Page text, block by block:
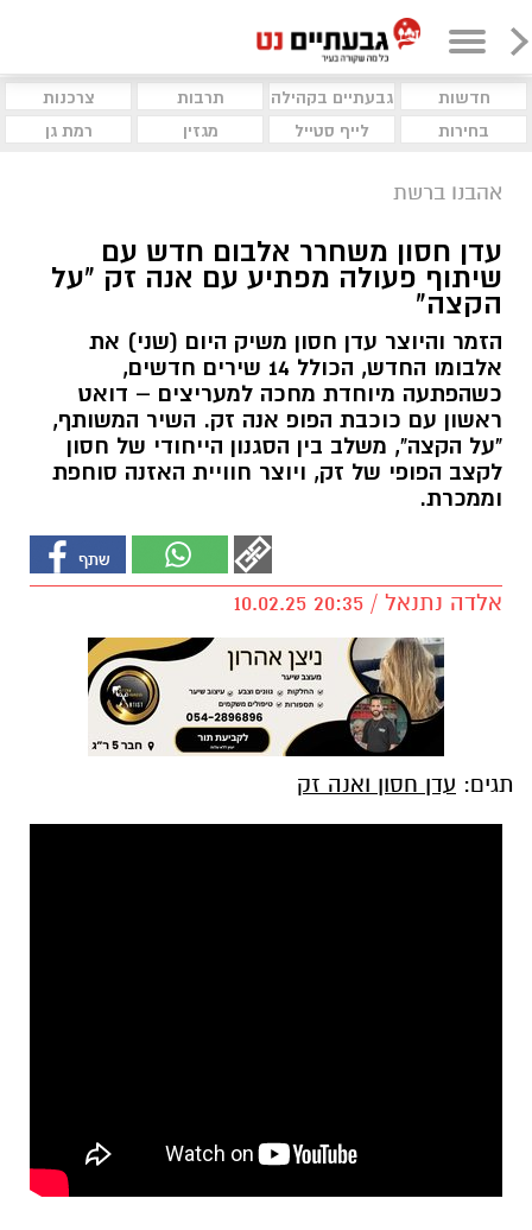
חדשות גבעתיים בקהילה תרבות
צרכנות
בחירות
לייף סטייל מגזין רמת גן
אהבנו ברשת
עדן חסון משחרר אלבום חדש עם
שיתוף פעולה מפתיע עם אנה זק "על
הקצה"
הזמר והיוצר עדן חסון משיק היום (שני) את
אלבומו החדש, הכולל 14 שירים חדשים,
כשהפתעה מיוחדת מחכה למעריצים – דואט
ראשון עם כוכבת הפופ אנה זק. השיר המשותף,
"על הקצה", משלב בין הסגנון הייחודי של חסון
לקצב הפופי של זק, ויוצר חוויית האזנה סוחפת
וממכרת.
אלדה נתנאל / 20:35 10.02.25
תגים: עדן חסון ואנה זק